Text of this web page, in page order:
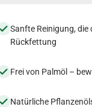
Sanfte Reinigung,
Rückfettung
Frei von Palmöl –
Natürliche